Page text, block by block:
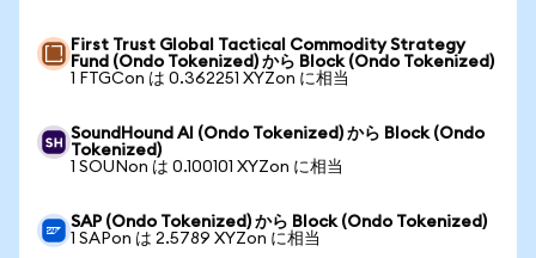
First Trust Global Tactical Commodity Strategy
Fund (Ondo Tokenized) から Block (Ondo Tokenized)
1 FTGCon は 0.362251 XYZon に相当
SoundHound AI (Ondo Tokenized) から Block (Ondo
Tokenized)
1 SOUNon は 0.100101 XYZon に相当
SAP (Ondo Tokenized) から Block (Ondo Tokenized)
1 SAPon は 2.5789 XYZon に相当